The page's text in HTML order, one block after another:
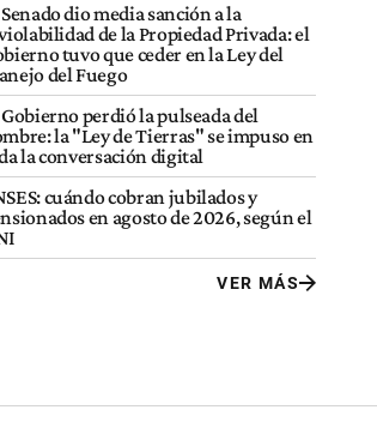
dio media sanción a la
de la Propiedad Privada: el
tuvo que ceder en la Ley del
del Fuego
perdió la pulseada del
la "Ley de Tierras" se impuso en
la conversación digital
cuándo cobran jubilados y
en agosto de 2026, según el
VER MÁS